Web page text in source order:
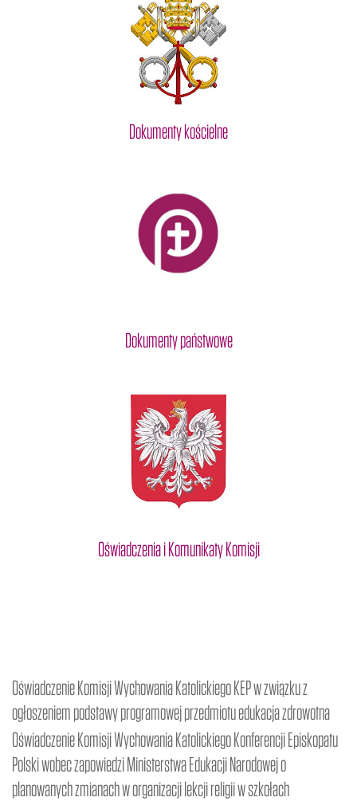
Dokumenty państwowe
Dokumenty kościelne
Oświadczenia i Komunikaty Komisji
Oświadczenie Komisji Wychowania Katolickiego KEP w związku z
ogłoszeniem podstawy programowej przedmiotu edukacja zdrowotna
Oświadczenie Komisji Wychowania Katolickiego Konferencji Episkopatu
Polski wobec zapowiedzi Ministerstwa Edukacji Narodowej o
planowanych zmianach w organizacji lekcji religii w szkołach